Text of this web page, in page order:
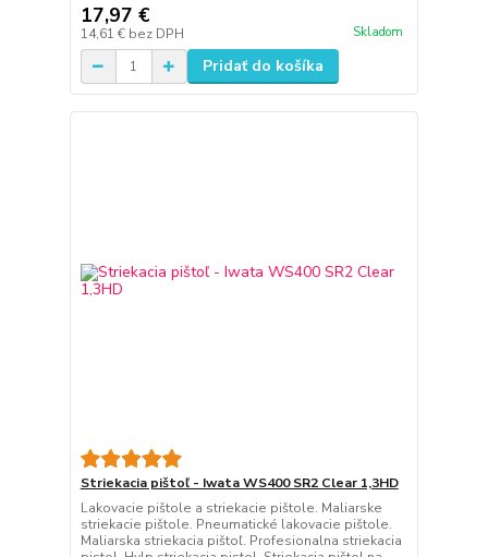
17,97 €
14,61 € bez DPH Skladom
Pridať do košíka
Striekacia pištoľ - Iwata WS400 SR2 Clear 1,3HD
Lakovacie pištole a striekacie pištole. Maliarske
striekacie pištole. Pneumatické lakovacie pištole.
Maliarska striekacia pištoľ. Profesionalna striekacia